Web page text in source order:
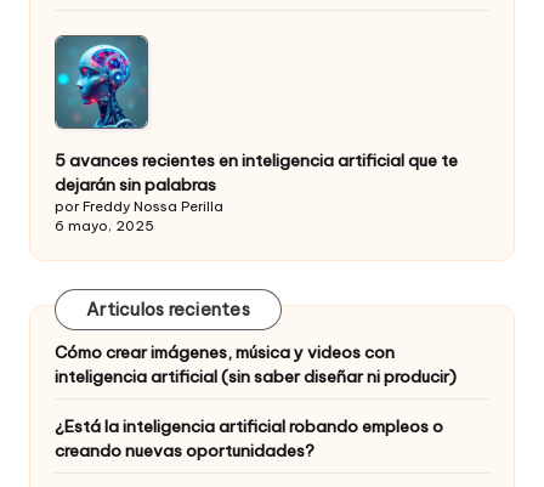
5 avances recientes en inteligencia artificial que te
dejarán sin palabras
por Freddy Nossa Perilla
6 mayo, 2025
Articulos recientes
Cómo crear imágenes, música y videos con
inteligencia artificial (sin saber diseñar ni producir)
¿Está la inteligencia artificial robando empleos o
creando nuevas oportunidades?